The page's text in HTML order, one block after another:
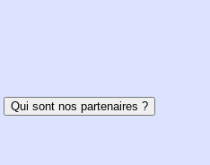
Qui sont nos partenaires ?